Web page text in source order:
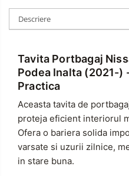
Descriere
Tavita Portbagaj
Podea Inalta (2021-)
Practica
Aceasta tavita de
proteja eficient interiorul
Ofera o bariera solida
varsate si uzurii zilnice,
in stare buna.